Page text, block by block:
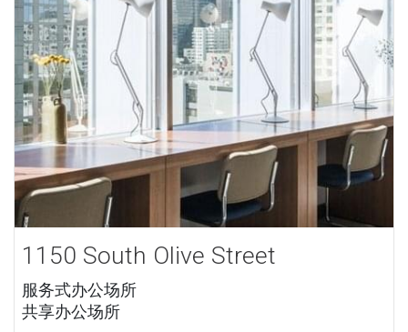
1150 South Olive Street
服务式办公场所
共享办公场所